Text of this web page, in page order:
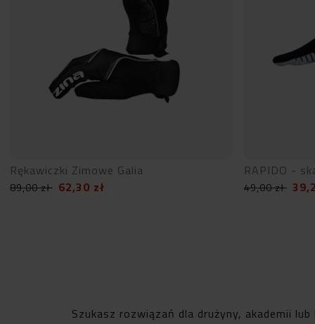
Rękawiczki Zimowe Galia
89,00zł 62,30 zł
RAPIDO -
49,00zł
Szukasz rozwiązań dla drużyny, akademii